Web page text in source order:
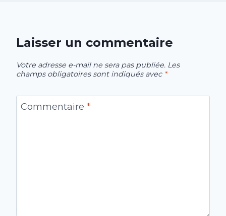
Laisser un commentaire
Votre adresse e-mail ne sera pas publiée. Les
champs obligatoires sont indiqués avec *
Commentaire *